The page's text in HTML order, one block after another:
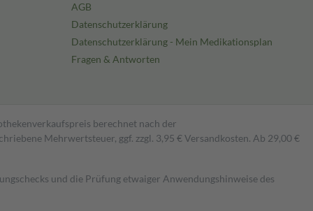
AGB
Datenschutzerklärung
Datenschutzerklärung - Mein Medikationsplan
Fragen & Antworten
berechnet nach der
Mehrwertsteuer, ggf. zzgl. 3,95 € Versandkosten. Ab 29,00 €
und die Prüfung etwaiger Anwendungshinweise des